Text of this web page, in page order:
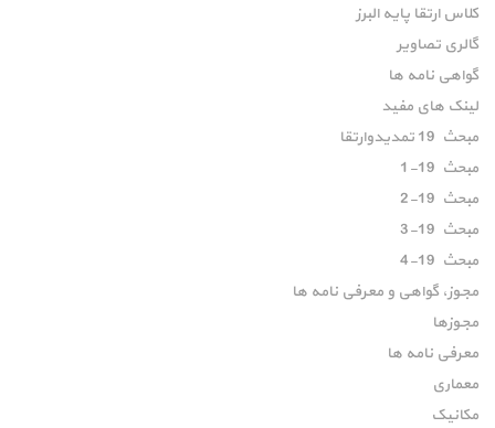
کلاس ارتقا پایه البرز
گالری تصاویر
گواهی نامه ها
لینک های مفید
مبحث 19 تمدیدوارتقا
مبحث 19-1
مبحث 19-2
مبحث 19-3
مبحث 19-4
مجوز، گواهی و معرفی نامه ها
مجوزها
معرفی نامه ها
معماری
مکانیک